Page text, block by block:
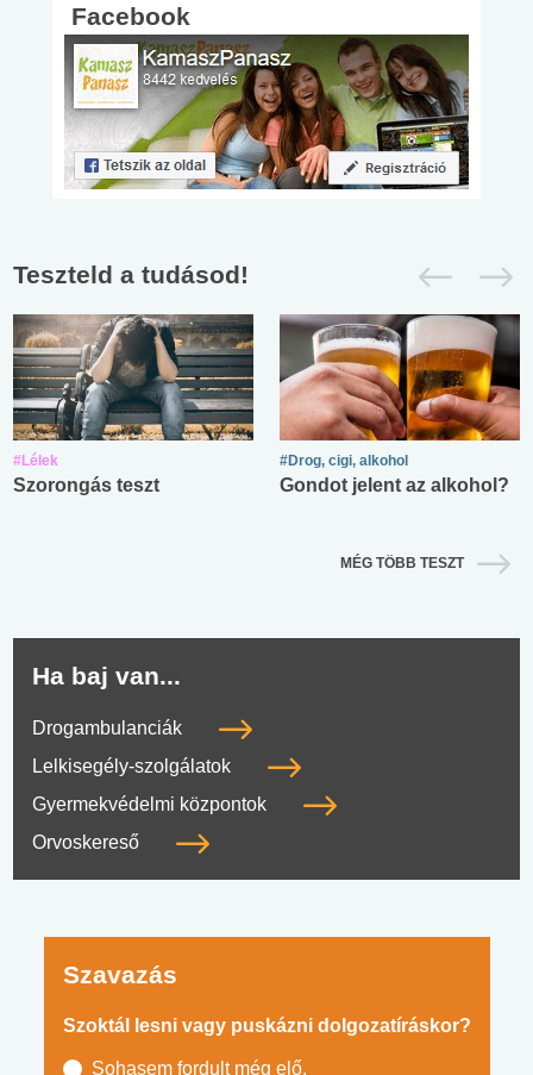
Facebook
Teszteld a tudásod!
#Lélek
Szorongás teszt
#Drog, cigi, alkohol
Gondot jelent az alkohol?
MÉG TÖBB TESZT
Ha baj van...
Drogambulanciák
Lelkisegély-szolgálatok
Gyermekvédelmi központok
Orvoskereső
Szavazás
Szoktál lesni vagy puskázni dolgozatíráskor?
Sohasem fordult még elő.